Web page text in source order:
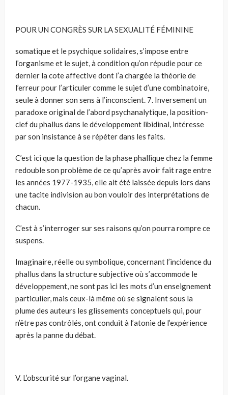
POUR UN CONGRÈS SUR LA SEXUALITÉ FÉMININE
somatique et le psychique solidaires, s’impose entre
l’organisme et le sujet, à condition qu’on répudie pour ce
dernier la cote affective dont l’a chargée la théorie de
l’erreur pour l’articuler comme le sujet d’une combinatoire,
seule à donner son sens à l’inconscient. 7. Inversement un
paradoxe original de l’abord psychanalytique, la position-
clef du phallus dans le développement libidinal, intéresse
par son insistance à se répéter dans les faits.
C’est ici que la question de la phase phallique chez la femme
redouble son problème de ce qu’après avoir fait rage entre
les années 1977-1935, elle ait été laissée depuis lors dans
une tacite indivision au bon vouloir des interprétations de
chacun.
C’est à s’interroger sur ses raisons qu’on pourra rompre ce
suspens.
Imaginaire, réelle ou symbolique, concernant l’incidence du
phallus dans la structure subjective où s’accommode le
développement, ne sont pas ici les mots d’un enseignement
particulier, mais ceux-là même où se signalent sous la
plume des auteurs les glissements conceptuels qui, pour
n’être pas contrôlés, ont conduit à l’atonie de l’expérience
après la panne du débat.
V. L’obscurité sur l’organe vaginal.